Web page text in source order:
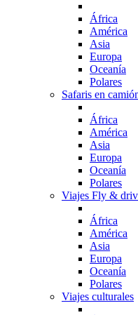
África
América
Asia
Europa
Oceanía
Polares
Safaris en
África
América
Asia
Europa
Oceanía
Polares
Viajes Fly &
África
América
Asia
Europa
Oceanía
Polares
Viajes culturales